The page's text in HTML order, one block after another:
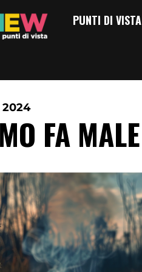
PUNTI DI VISTA
2024
FA MALE